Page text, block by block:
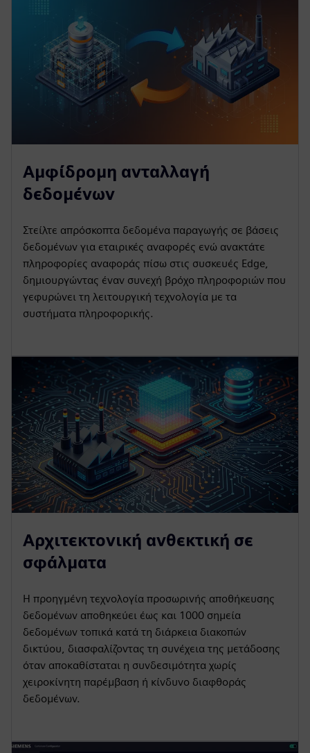
Αμφίδρομη ανταλλαγή
δεδομένων
Στείλτε απρόσκοπτα δεδομένα παραγωγής σε βάσεις
δεδομένων για εταιρικές αναφορές ενώ ανακτάτε
πληροφορίες αναφοράς πίσω στις συσκευές Edge,
δημιουργώντας έναν συνεχή βρόχο πληροφοριών που
γεφυρώνει τη λειτουργική τεχνολογία με τα
συστήματα πληροφορικής.
Αρχιτεκτονική ανθεκτική σε
σφάλματα
Η προηγμένη τεχνολογία προσωρινής αποθήκευσης
δεδομένων αποθηκεύει έως και 1000 σημεία
δεδομένων τοπικά κατά τη διάρκεια διακοπών
δικτύου, διασφαλίζοντας τη συνέχεια της μετάδοσης
όταν αποκαθίσταται η συνδεσιμότητα χωρίς
χειροκίνητη παρέμβαση ή κίνδυνο διαφθοράς
δεδομένων.